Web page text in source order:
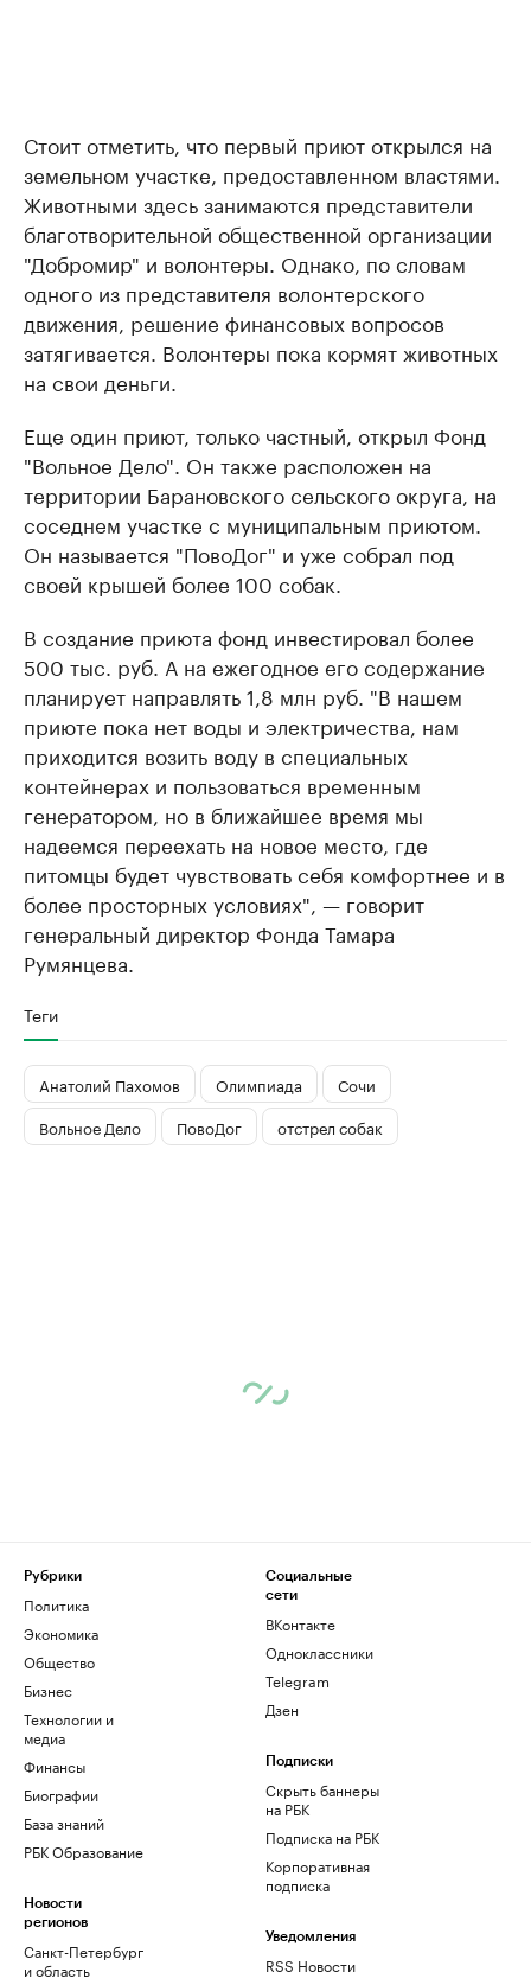
Стоит отметить, что первый приют открылся на
земельном участке, предоставленном властями.
Животными здесь занимаются представители
бла­гот­во­ри­тель­ной об­щес­твен­ной ор­га­ни­за­ции
"Доб­ро­мир" и волонтеры. Однако, по словам
одного из представителя волонтерского
движения, решение финансовых вопросов
затягивается. Волонтеры пока кормят животных
на свои деньги.
Еще один приют, только частный, открыл Фонд
"Вольное Дело". Он также расположен на
территории Барановского сельского округа, на
соседнем участке с муниципальным приютом.
Он называется "ПовоДог" и уже собрал под
своей крышей более 100 собак.
В создание приюта фонд инвестировал более
500 тыс. руб. А на ежегодное его содержание
планирует направлять 1,8 млн руб. "В нашем
приюте пока нет воды и электричества, нам
приходится возить воду в специальных
контейнерах и пользоваться временным
генератором, но в ближайшее время мы
надеемся переехать на новое место, где
питомцы будет чувствовать себя комфортнее и в
более просторных условиях", — говорит
генеральный директор Фонда Тамара
Румянцева.
Теги
Анатолий Пахомов Олимпиада
Сочи
Вольное Дело
ПовоДог отстрел собак
Рубрики
Политика
Экономика
Общество
Бизнес
Технологии и
медиа
Финансы
Биографии
База знаний
РБК Образование
Новости
регионов
Санкт-Петербург
и область
Социальные
сети
ВКонтакте
Одноклассники
Telegram
Дзен
Подписки
Скрыть баннеры
на РБК
Подписка на РБК
Корпоративная
подписка
Уведомления
RSS Новости